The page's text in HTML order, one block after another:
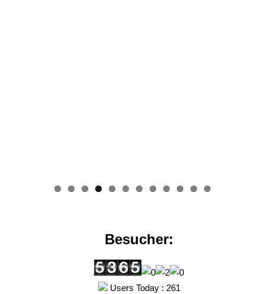
0 1 2
Besucher:
Users Today : 261